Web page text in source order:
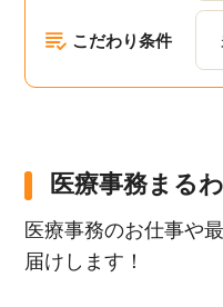
こだわり条件
医療事務まる
医療事務のお仕事や
届けします！